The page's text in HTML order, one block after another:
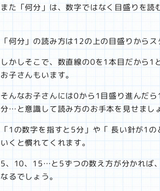
また「何分」は、数字ではなく目盛りを読
「何分」の読み方は12の上の目盛りからス
しかしそこで、数直線の0を1本目だから1
お子さんもいます。
そんなお子さんには0から1目盛り進んだ
分…と意識して読み方のお手本を見せまし
「1の数字を指すと5分」や「 長い針が1
いくと慣れてくれます。
5、10、15…と5ずつの数え方が分かれば
なるでしょう。